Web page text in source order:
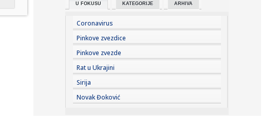
15:04:
"Magla band" puni dvorane širom regiona: U Sarajevu
15:01:Šta je sassy voda i zašto je ovog leta među
najpretraživaniji...
14:59:Dejan Stanković Kralj danas "staje na ludi kamen": Drago
mi je ...
14:58:Užas u školi: Broj žrtava pucnjave na Tajlandu porastao na
dev...
U FOKUSU KATEGORIJE ARHIVA
Coronavirus
Pinkove zvezdice
Pinkove zvezde
Rat u Ukrajini
Sirija
Novak Đoković